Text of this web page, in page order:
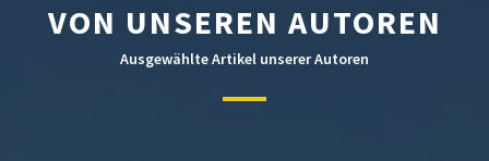
VON UNSEREN AUTOREN
Ausgewählte Artikel unserer Autoren